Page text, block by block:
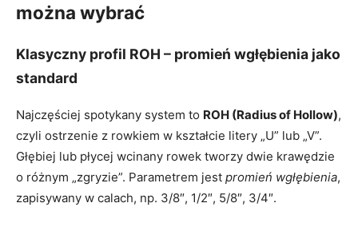
można wybrać
Klasyczny profil ROH – promień wgłębienia jako
standard
Najczęściej spotykany system to ROH (Radius of Hollow),
czyli ostrzenie z rowkiem w kształcie litery „U” lub „V”.
Głębiej lub płycej wcinany rowek tworzy dwie krawędzie
o różnym „zgryzie”. Parametrem jest promień wgłębienia,
zapisywany w calach, np. 3/8″, 1/2″, 5/8″, 3/4″.